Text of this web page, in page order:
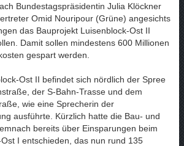
Bundestagspräsidentin Julia Klöckner
Omid Nouripour (Grüne) angesichts
das Bauprojekt Luisenblock-Ost II
Damit sollen mindestens 600 Millionen
gespart werden.
Ost II befindet sich nördlich der Spree
der S-Bahn-Trasse und dem
wie eine Sprecherin der
ausführte. Kürzlich hatte die Bau- und
bereits über Einsparungen beim
I entschieden, das nun rund 135